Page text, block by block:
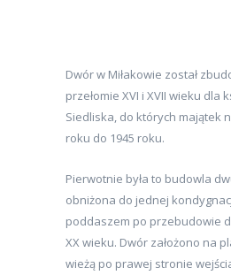
Dwór w Miłakowie został
przełomie XVI i XVII wieku dla
Siedliska, do których majątek
roku do 1945 roku.
Pierwotnie była to budowla
obniżona do jednej
poddaszem po przebudowie
XX wieku. Dwór założono na
wieżą po prawej stronie